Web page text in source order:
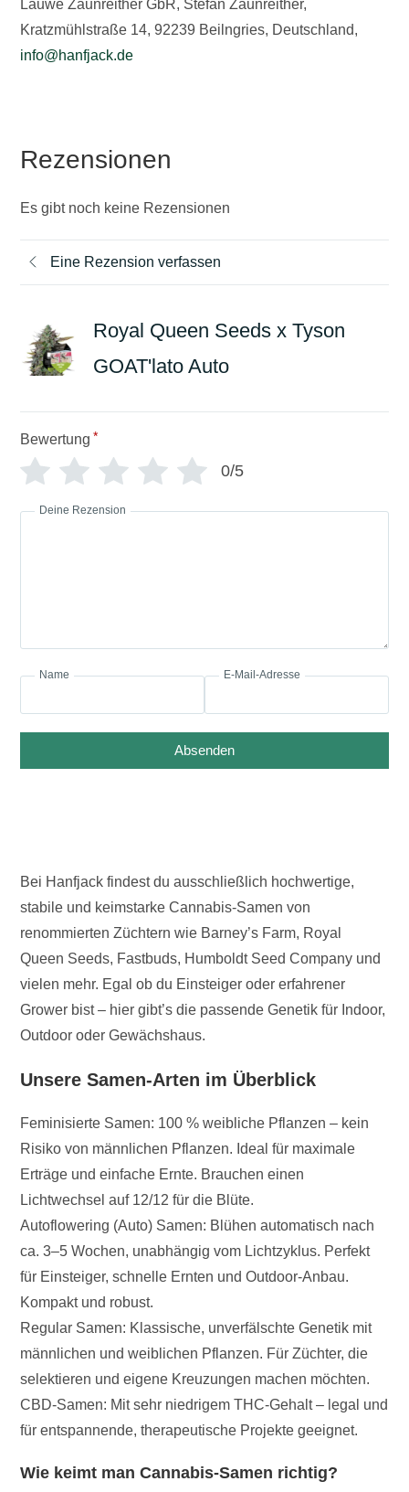
Lauwe Zaunreither GbR, Stefan Zaunreither,
Kratzmühlstraße 14, 92239 Beilngries, Deutschland,
info@hanfjack.de
Rezensionen
Es gibt noch keine Rezensionen
Eine Rezension verfassen
Royal Queen Seeds x Tyson
GOAT'lato Auto
Bewertung *
0/5
Deine Rezension
Name E-Mail-Adresse
Absenden
Bei Hanfjack findest du ausschließlich hochwertige,
stabile und keimstarke Cannabis-Samen von
renommierten Züchtern wie Barney’s Farm, Royal
Queen Seeds, Fastbuds, Humboldt Seed Company und
vielen mehr. Egal ob du Einsteiger oder erfahrener
Grower bist – hier gibt’s die passende Genetik für Indoor,
Outdoor oder Gewächshaus.
Unsere Samen-Arten im Überblick
Feminisierte Samen: 100 % weibliche Pflanzen – kein
Risiko von männlichen Pflanzen. Ideal für maximale
Erträge und einfache Ernte. Brauchen einen
Lichtwechsel auf 12/12 für die Blüte.
Autoflowering (Auto) Samen: Blühen automatisch nach
ca. 3–5 Wochen, unabhängig vom Lichtzyklus. Perfekt
für Einsteiger, schnelle Ernten und Outdoor-Anbau.
Kompakt und robust.
Regular Samen: Klassische, unverfälschte Genetik mit
männlichen und weiblichen Pflanzen. Für Züchter, die
selektieren und eigene Kreuzungen machen möchten.
CBD-Samen: Mit sehr niedrigem THC-Gehalt – legal und
für entspannende, therapeutische Projekte geeignet.
Wie keimt man Cannabis-Samen richtig?